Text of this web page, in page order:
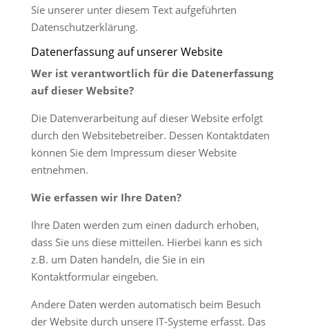
Sie unserer unter diesem Text aufgeführten
Datenschutzerklärung.
Datenerfassung auf unserer Website
Wer ist verantwortlich für die Datenerfassung
auf dieser Website?
Die Datenverarbeitung auf dieser Website erfolgt
durch den Websitebetreiber. Dessen Kontaktdaten
können Sie dem Impressum dieser Website
entnehmen.
Wie erfassen wir Ihre Daten?
Ihre Daten werden zum einen dadurch erhoben,
dass Sie uns diese mitteilen. Hierbei kann es sich
z.B. um Daten handeln, die Sie in ein
Kontaktformular eingeben.
Andere Daten werden automatisch beim Besuch
der Website durch unsere IT-Systeme erfasst. Das